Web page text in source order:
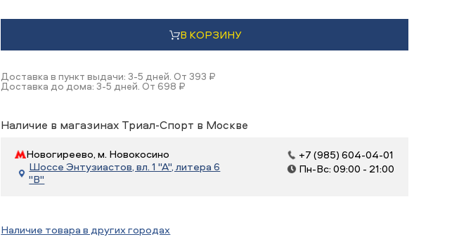
В КОРЗИНУ
Доставка в пункт выдачи: 3-5 дней. От 393 ₽
Доставка до дома: 3-5 дней. От 698 ₽
Наличие в магазинах Триал-Спорт в Москве
Новогиреево, м. Новокосино
Шоссе Энтузиастов, вл. 1 "А", литера 6
"В"
+7 (985) 604-04-01
Пн-Вс: 09:00 - 21:00
Наличие товара в других городах